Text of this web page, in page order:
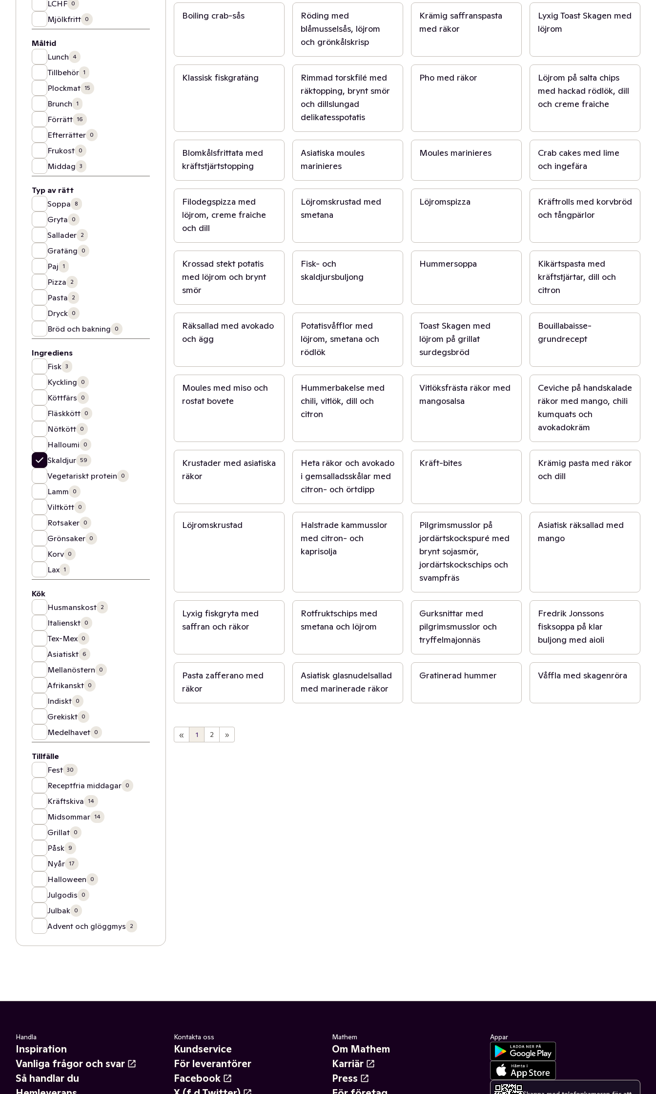
LCHF 0
Mjölkfritt 0
Måltid
Lunch 4
Tillbehör 1
Plockmat 15
Brunch 1
Förrätt 16
Efterrätter 0
Frukost 0
Middag 3
Typ av rätt
Soppa 8
Gryta 0
Sallader 2
Gratäng 0
Paj 1
Pizza 2
Pasta 2
Dryck 0
Bröd och bakning 0
Ingrediens
Fisk 3
Kyckling 0
Köttfärs 0
Fläskkött 0
Nötkött 0
Halloumi 0
Skaldjur 59
Vegetariskt protein 0
Lamm 0
Viltkött 0
Rotsaker 0
Grönsaker 0
Korv 0
Lax 1
Kök
Husmanskost 2
Italienskt 0
Tex-Mex 0
Asiatiskt 6
Mellanöstern 0
Afrikanskt 0
Indiskt 0
Grekiskt 0
Medelhavet 0
Tillfälle
Fest 30
Receptfria middagar 0
Kräftskiva 14
Midsommar 14
Grillat 0
Påsk 9
Nyår 17
Halloween 0
Julgodis 0
Julbak 0
Advent och glöggmys 2
Boiling crab-sås
Röding med
blåmusselsås, löjrom
och grönkålskrisp
Krämig saffranspasta
med räkor
Lyxig Toast Skagen med
löjrom
1 t
Klassisk fiskgratäng
1 t
Rimmad torskfilé med
räktopping, brynt smör
och dillslungad
delikatesspotatis
30 min
Pho med räkor
10 min
Löjrom på salta chips
med hackad rödlök, dill
och creme fraiche
45 min
Blomkålsfrittata med
kräftstjärtstopping
30 min
Asiatiska moules
marinieres
30 min
Moules marinieres
50 min
Crab cakes med lime
och ingefära
15 min
Filodegspizza med
löjrom, creme fraiche
och dill
15 min
Löjromskrustad med
smetana
20 min
Löjromspizza
15 min
Kräftrolls med korvbröd
och tångpärlor
30 min
Krossad stekt potatis
med löjrom och brynt
smör
1 t 30 min
Fisk- och
skaldjursbuljong
1 t 30 min
Hummersoppa
20 min
Kikärtspasta med
kräftstjärtar, dill och
citron
20 min
Räksallad med avokado
och ägg
40 min
Potatisvåfflor med
löjrom, smetana och
rödlök
15 min
Toast Skagen med
löjrom på grillat
surdegsbröd
40 min
Bouillabaisse-
grundrecept
30 min
Moules med miso och
rostat bovete
30 min
Hummerbakelse med
chili, vitlök, dill och
citron
5 min
Vitlöksfrästa räkor med
mangosalsa
15 min
Ceviche på handskalade
räkor med mango, chili
kumquats och
avokadokräm
15 min
Krustader med asiatiska
räkor
15 min
Heta räkor och avokado
i gemsalladsskålar med
citron- och örtdipp
2 t
Kräft-bites
20 min
Krämig pasta med räkor
och dill
15 min
Löjromskrustad
20 min
Halstrade kammusslor
med citron- och
kaprisolja
45 min
Pilgrimsmusslor på
jordärtskockspuré med
brynt sojasmör,
jordärtskockschips och
svampfräs
30 min
Asiatisk räksallad med
mango
40 min
Lyxig fiskgryta med
saffran och räkor
5 min
Rotfruktschips med
smetana och löjrom
15 min
Gurksnittar med
pilgrimsmusslor och
tryffelmajonnäs
40 min
Fredrik Jonssons
fisksoppa på klar
buljong med aioli
20 min
Pasta zafferano med
räkor
20 min
Asiatisk glasnudelsallad
med marinerade räkor
30 min
Gratinerad hummer
15 min
Våffla med skagenröra
« 1 2 »
Handla
Inspiration
Vanliga frågor och svar
Så handlar du
Kontakta oss
Kundservice
För leverantörer
Facebook
Mathem
Om Mathem
Karriär
Press
Appar